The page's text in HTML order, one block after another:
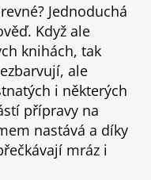
Jednoduchá
Když ale
knihách, tak
ale
i některých
přípravy na
nastává a díky
mráz i